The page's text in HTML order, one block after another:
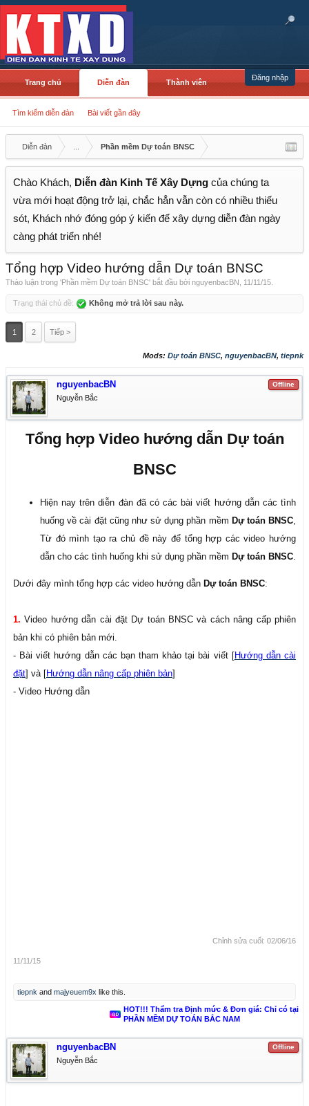
Đăng nhập
Trang chủ Diễn đàn
Tìm kiếm diễn đàn Bài viết gần đây
Thành viên
Diễn đàn Phần mềm Dự toán BNSC
Chào Khách, Diễn đàn Kinh Tế Xây Dựng của chúng ta
vừa mới hoạt động trở lại, chắc hẳn vẫn còn có nhiều thiếu
sót, Khách nhớ đóng góp ý kiến để xây dựng diễn đàn ngày
càng phát triển nhé!
Tổng hợp Video hướng dẫn Dự toán BNSC
Thảo luận trong 'Phần mềm Dự toán BNSC' bắt đầu bởi nguyenbacBN 11/11/15
Trạng thái chủ đề: Không mở trả lời sau này.
1 2 Tiếp >
Mods: Dự toán BNSC, nguyenbacBN, tiepnk
Offline
nguyenbacBN
Nguyễn Bắc
Tổng hợp Video hướng dẫn Dự toán
BNSC
Hiện nay trên diễn đàn đã có các bài viết hướng dẫn các tình
huống về cài đặt cũng như sử dụng phần mềm Dự toán BNSC,
Từ đó mình tạo ra chủ đề này để tổng hợp các video hướng
dẫn cho các tình huống khi sử dụng phần mềm Dự toán BNSC.
Dưới đây mình tổng hợp các video hướng dẫn Dự toán BNSC:
1. Video hướng dẫn cài đặt Dự toán BNSC và cách nâng cấp phiên
bản khi có phiên bản mới.
- Bài viết hướng dẫn các bạn tham khảo tại bài viết [Hướng dẫn cài
đặt] và [Hướng dẫn nâng cấp phiên bản]
- Video Hướng dẫn
Chỉnh sửa cuối: 02/06/16
11/11/15
tiepnk and majyeuem9x like this.
HOT!!! Thẩm tra Định mức & Đơn giá: Chỉ có tại
PHẦN MỀM DỰ TOÁN BẮC NAM
Offline
nguyenbacBN
Nguyễn Bắc